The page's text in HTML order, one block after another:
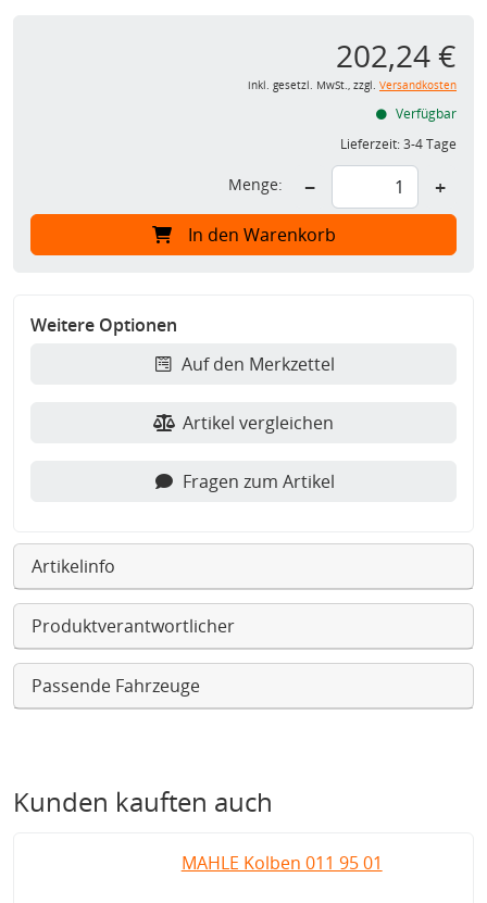
202,24 €
inkl. gesetzl. MwSt., zzgl. Versandkosten
Verfügbar
Lieferzeit:3-4 Tage
Menge: − +
In den Warenkorb
Weitere Optionen
Auf den Merkzettel
Artikel vergleichen
Fragen zum Artikel
Artikelinfo
Produktverantwortlicher
Passende Fahrzeuge
Kunden kauften auch
MAHLE Kolben 011 95 01